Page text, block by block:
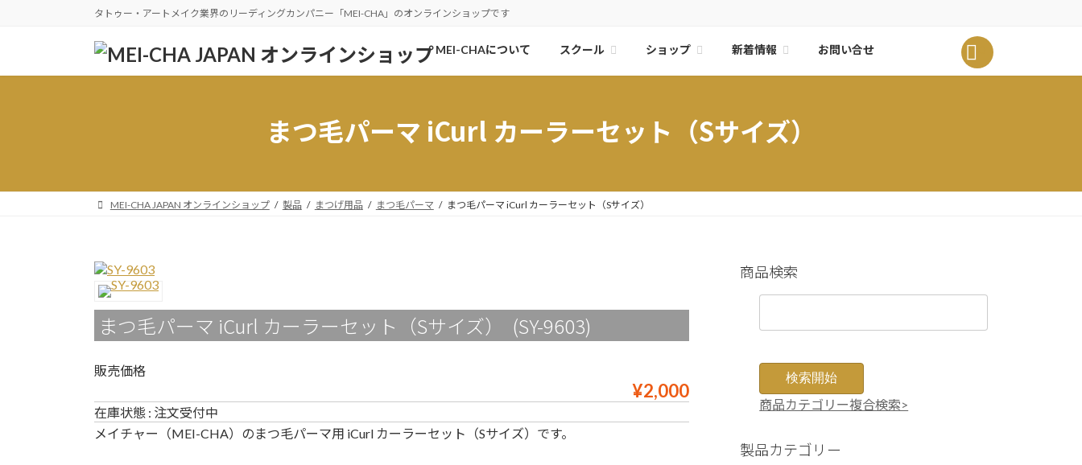
タトゥー・アートメイク業界のリーディングカンパニー「MEI-CHA」のオンラインショップです
MEI-CHAについて スクール ショップ 新着情報 お問い合せ
まつ毛パーマ iCurl カーラーセット（Sサイズ）
MEI-CHA JAPAN オンラインショップ 製品 まつげ用品 まつ毛パーマ まつ毛パーマ iCurl カーラーセット（Sサイズ）
まつ毛パーマ iCurl カーラーセット（Sサイズ） (SY-9603)
販売価格
¥2,000
在庫状態 : 注文受付中
メイチャー（MEI-CHA）のまつ毛パーマ用 iCurl カーラーセット（Sサイズ）です。
商品検索
商品カテゴリー複合検索>
製品カテゴリー